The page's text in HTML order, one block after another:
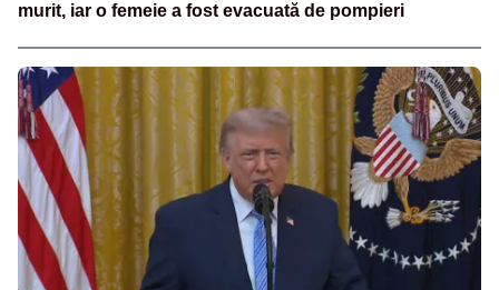
murit, iar o femeie a fost evacuată de pompieri